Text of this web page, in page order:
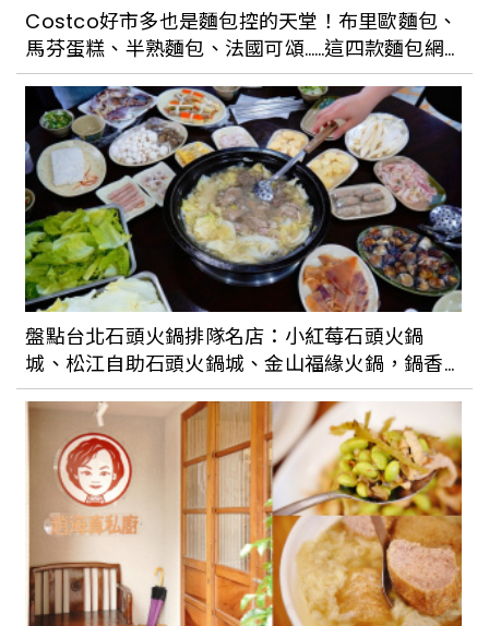
Costco好市多也是麵包控的天堂！布里歐麵包、
馬芬蛋糕、半熟麵包、法國可頌……這四款麵包網
友們都大推
盤點台北石頭火鍋排隊名店：小紅莓石頭火鍋
城、松江自助石頭火鍋城、金山福緣火鍋，鍋香
氣十足完全吃不膩